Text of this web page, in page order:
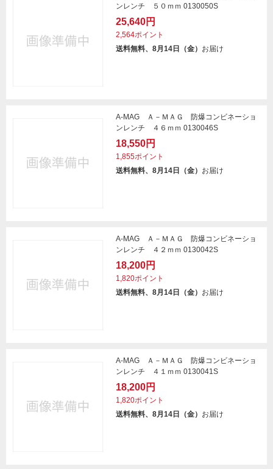
ンレンチ ５０ｍｍ 0130050S
25,640円
2,564ポイント
送料無料、8月14日（金） お届け
A-MAG Ａ－ＭＡＧ 防爆コンビネーショ
ンレンチ ４６ｍｍ 0130046S
18,550円
1,855ポイント
送料無料、8月14日（金） お届け
A-MAG Ａ－ＭＡＧ 防爆コンビネーショ
ンレンチ ４２ｍｍ 0130042S
18,200円
1,820ポイント
送料無料、8月14日（金） お届け
A-MAG Ａ－ＭＡＧ 防爆コンビネーショ
ンレンチ ４１ｍｍ 0130041S
18,200円
1,820ポイント
送料無料、8月14日（金） お届け